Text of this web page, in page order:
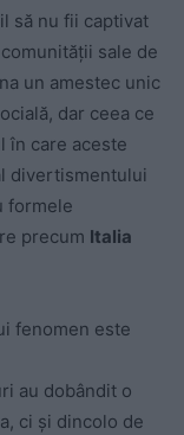
să nu fii captivat
sale de
un amestec unic
dar ceea ce
în care aceste
divertismentului
formele
precum Italia
fenomen este
au dobândit o
ci și dincolo de